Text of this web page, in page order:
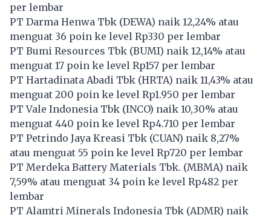
per lembar
PT Darma Henwa Tbk (DEWA) naik 12,24% atau
menguat 36 poin ke level Rp330 per lembar
PT Bumi Resources Tbk (BUMI) naik 12,14% atau
menguat 17 poin ke level Rp157 per lembar
PT Hartadinata Abadi Tbk (HRTA) naik 11,43% atau
menguat 200 poin ke level Rp1.950 per lembar
PT Vale Indonesia Tbk (INCO) naik 10,30% atau
menguat 440 poin ke level Rp4.710 per lembar
PT Petrindo Jaya Kreasi Tbk (CUAN) naik 8,27%
atau menguat 55 poin ke level Rp720 per lembar
PT Merdeka Battery Materials Tbk. (MBMA) naik
7,59% atau menguat 34 poin ke level Rp482 per
lembar
PT Alamtri Minerals Indonesia Tbk (ADMR) naik